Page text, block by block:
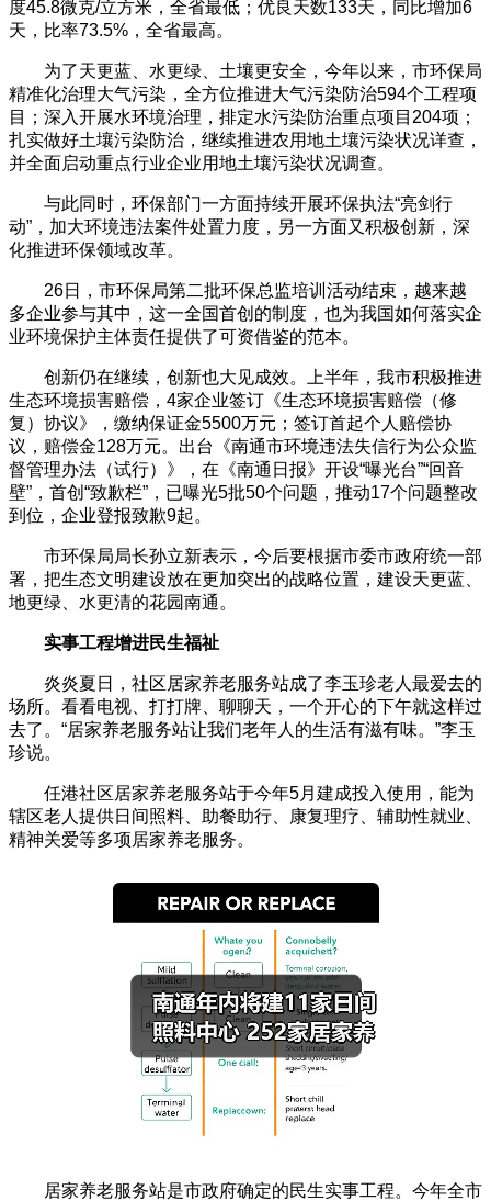
度45.8微克/立方米，全省最低；优良天数133天，同比增加6
天，比率73.5%，全省最高。
为了天更蓝、水更绿、土壤更安全，今年以来，市环保局
精准化治理大气污染，全方位推进大气污染防治594个工程项
目；深入开展水环境治理，排定水污染防治重点项目204项；
扎实做好土壤污染防治，继续推进农用地土壤污染状况详查，
并全面启动重点行业企业用地土壤污染状况调查。
与此同时，环保部门一方面持续开展环保执法“亮剑行
动”，加大环境违法案件处置力度，另一方面又积极创新，深
化推进环保领域改革。
26日，市环保局第二批环保总监培训活动结束，越来越
多企业参与其中，这一全国首创的制度，也为我国如何落实企
业环境保护主体责任提供了可资借鉴的范本。
创新仍在继续，创新也大见成效。上半年，我市积极推进
生态环境损害赔偿，4家企业签订《生态环境损害赔偿（修
复）协议》，缴纳保证金5500万元；签订首起个人赔偿协
议，赔偿金128万元。出台《南通市环境违法失信行为公众监
督管理办法（试行）》，在《南通日报》开设“曝光台”“回音
壁”，首创“致歉栏”，已曝光5批50个问题，推动17个问题整改
到位，企业登报致歉9起。
市环保局局长孙立新表示，今后要根据市委市政府统一部
署，把生态文明建设放在更加突出的战略位置，建设天更蓝、
地更绿、水更清的花园南通。
实事工程增进民生福祉
炎炎夏日，社区居家养老服务站成了李玉珍老人最爱去的
场所。看看电视、打打牌、聊聊天，一个开心的下午就这样过
去了。“居家养老服务站让我们老年人的生活有滋有味。”李玉
珍说。
任港社区居家养老服务站于今年5月建成投入使用，能为
辖区老人提供日间照料、助餐助行、康复理疗、辅助性就业、
精神关爱等多项居家养老服务。
居家养老服务站是市政府确定的民生实事工程。今年全市